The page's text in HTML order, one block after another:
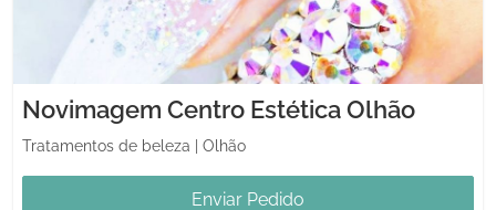
Novimagem Centro Estética Olhão
Tratamentos de beleza Olhão
Enviar Pedido